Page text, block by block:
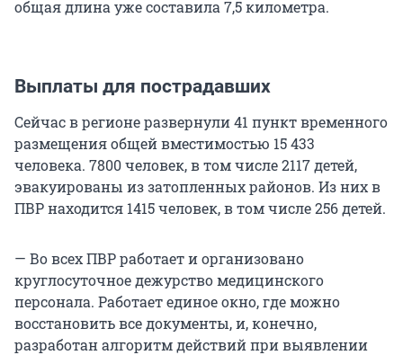
общая длина уже составила 7,5 километра.
Выплаты для пострадавших
Сейчас в регионе развернули 41 пункт временного
размещения общей вместимостью 15 433
человека. 7800 человек, в том числе 2117 детей,
эвакуированы из затопленных районов. Из них в
ПВР находится 1415 человек, в том числе 256 детей.
— Во всех ПВР работает и организовано
круглосуточное дежурство медицинского
персонала. Работает единое окно, где можно
восстановить все документы, и, конечно,
разработан алгоритм действий при выявлении